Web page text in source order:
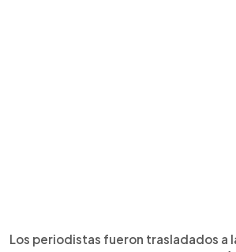
Los periodistas fueron trasladados a